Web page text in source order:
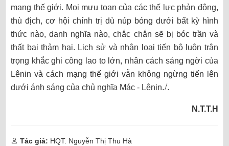
mạng thế giới. Mọi mưu toan của các thế lực phản động,
thù địch, cơ hội chính trị dù núp bóng dưới bất kỳ hình
thức nào, danh nghĩa nào, chắc chắn sẽ bị bóc trần và
thất bại thảm hại. Lịch sử và nhân loại tiến bộ luôn trân
trọng khắc ghi công lao to lớn, nhân cách sáng ngời của
Lênin và cách mạng thế giới vẫn không ngừng tiến lên
dưới ánh sáng của chủ nghĩa Mác - Lênin./.
N.T.T.H
Tác giả: HQT. Nguyễn Thị Thu Hà